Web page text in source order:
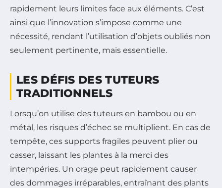
rapidement leurs limites face aux éléments. C’est
ainsi que l’innovation s’impose comme une
nécessité, rendant l’utilisation d’objets oubliés non
seulement pertinente, mais essentielle.
LES DÉFIS DES TUTEURS
TRADITIONNELS
Lorsqu’on utilise des tuteurs en bambou ou en
métal, les risques d’échec se multiplient. En cas de
tempête, ces supports fragiles peuvent plier ou
casser, laissant les plantes à la merci des
intempéries. Un orage peut rapidement causer
des dommages irréparables, entraînant des plants